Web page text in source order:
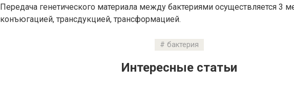
Передача генетического материала между бактериями осуществляется 3
конъюгацией, трансдукцией, трансформацией.
бактерия
Интересные статьи